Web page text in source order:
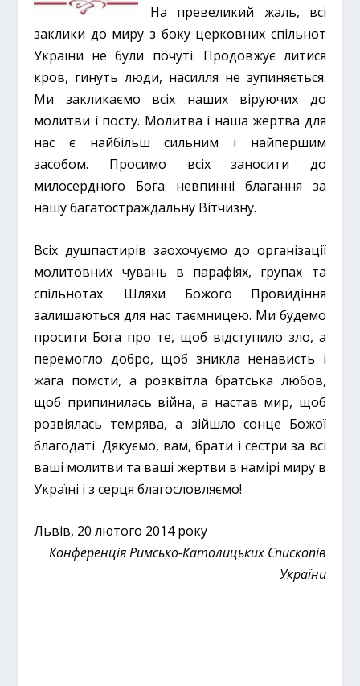
На превеликий жаль, всі
заклики до миру з боку церковних спільнот
України не були почуті. Продовжує литися
кров, гинуть люди, насилля не зупиняється.
Ми закликаємо всіх наших віруючих до
молитви і посту. Молитва і наша жертва для
нас є найбільш сильним і найпершим
засобом. Просимо всіх заносити до
милосердного Бога невпинні благання за
нашу багатостраждальну Вітчизну.
Всіх душпастирів заохочуємо до організації
молитовних чувань в парафіях, групах та
спільнотах. Шляхи Божого Провидіння
залишаються для нас таємницею. Ми будемо
просити Бога про те, щоб відступило зло, а
перемогло добро, щоб зникла ненависть і
жага помсти, а розквітла братська любов,
щоб припинилась війна, а настав мир, щоб
розвіялась темрява, а зійшло сонце Божої
благодаті. Дякуємо, вам, брати і сестри за всі
ваші молитви та ваші жертви в намірі миру в
Україні і з серця благословляємо!
Львів, 20 лютого 2014 року
Конференція Римсько-Католицьких Єпископів
України